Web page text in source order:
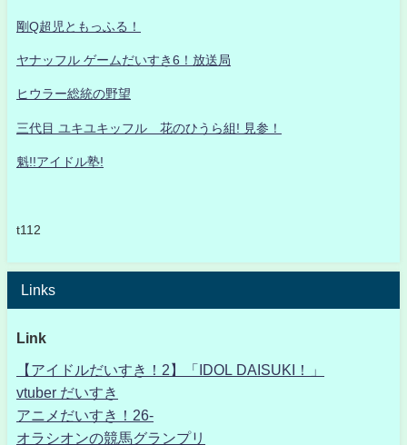
剛Q超児ともっふる！
ヤナッフル ゲームだいすき6！放送局
ヒウラー総統の野望
三代目 ユキユキッフル 花のひうら組! 見参！
魁!!アイドル塾!
t112
Links
Link
【アイドルだいすき！2】「IDOL DAISUKI！」
vtuber だいすき
アニメだいすき！26-
オラシオンの競馬グランプリ